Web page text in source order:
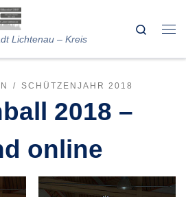
Lichtenau – Kreis
Search
SCHÜTZENJAHR 2018
2018 –
online